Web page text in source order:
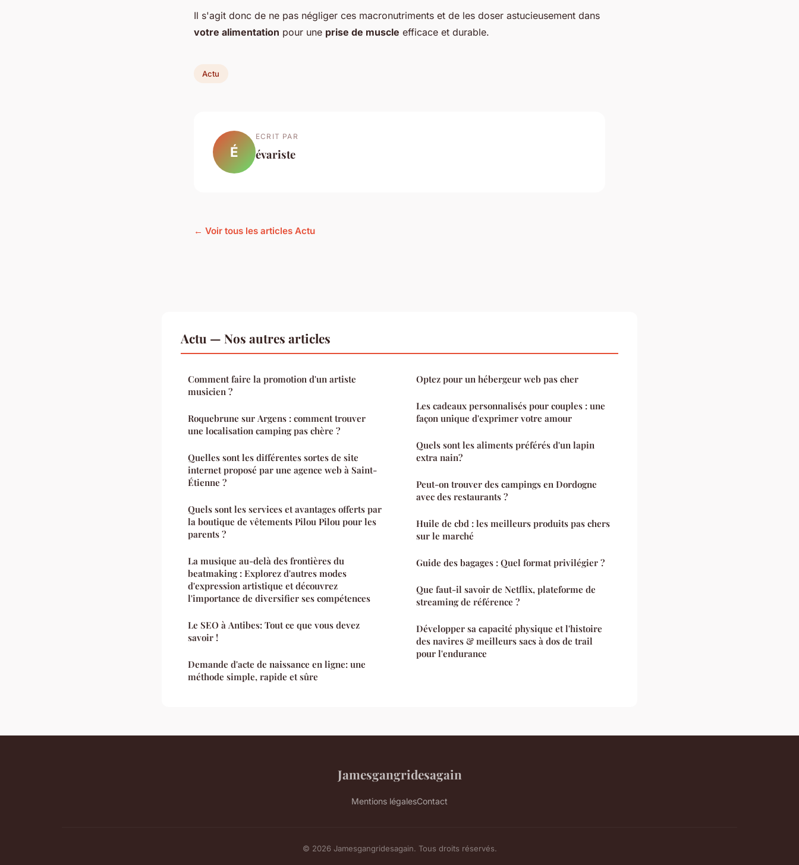
Il s'agit donc de ne pas négliger ces macronutriments et de les doser astucieusement dans
votre alimentation pour une prise de muscle efficace et durable.
Actu
É
ECRIT PAR
évariste
← Voir tous les articles Actu
Actu — Nos autres articles
Comment faire la promotion d'un artiste
musicien ?
Roquebrune sur Argens : comment trouver
une localisation camping pas chère ?
Quelles sont les différentes sortes de site
internet proposé par une agence web à Saint-
Étienne ?
Quels sont les services et avantages offerts par
la boutique de vêtements Pilou Pilou pour les
parents ?
La musique au-delà des frontières du
beatmaking : Explorez d'autres modes
d'expression artistique et découvrez
l'importance de diversifier ses compétences
Le SEO à Antibes: Tout ce que vous devez
savoir !
Demande d'acte de naissance en ligne: une
méthode simple, rapide et sûre
Optez pour un hébergeur web pas cher
Les cadeaux personnalisés pour couples : une
façon unique d'exprimer votre amour
Quels sont les aliments préférés d'un lapin
extra nain?
Peut-on trouver des campings en Dordogne
avec des restaurants ?
Huile de cbd : les meilleurs produits pas chers
sur le marché
Guide des bagages : Quel format privilégier ?
Que faut-il savoir de Netflix, plateforme de
streaming de référence ?
Développer sa capacité physique et l'histoire
des navires & meilleurs sacs à dos de trail
pour l'endurance
Jamesgangridesagain
Mentions légalesContact
© 2026 Jamesgangridesagain. Tous droits réservés.